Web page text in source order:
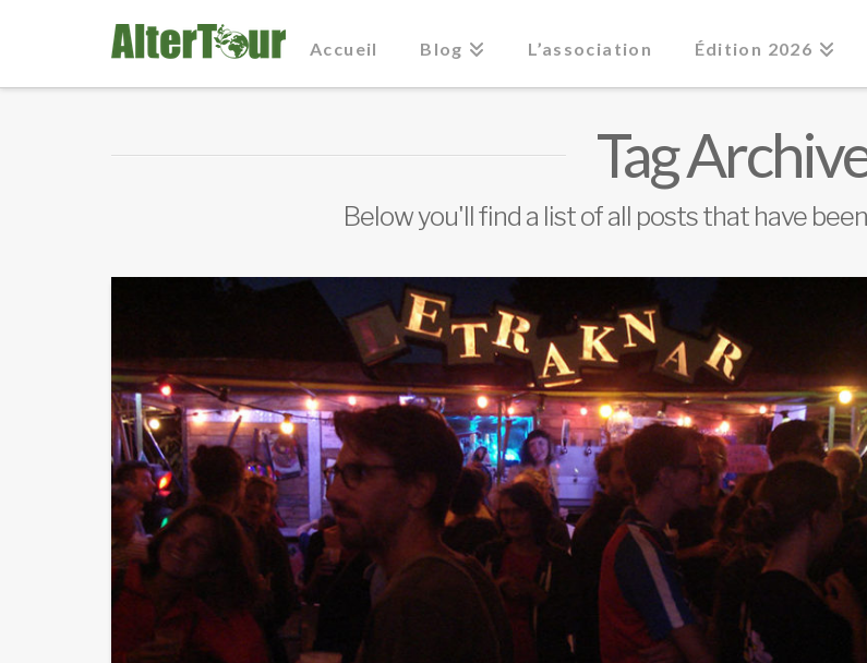
Accueil Blog L’association Édition 2026
Tag
Below you'll find a list of all posts that have